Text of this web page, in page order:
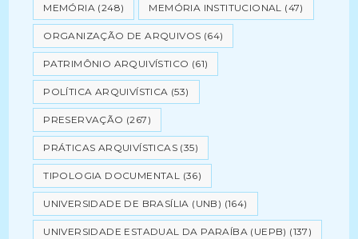
MEMÓRIA (248) MEMÓRIA INSTITUCIONAL (47)
ORGANIZAÇÃO DE ARQUIVOS (64)
PATRIMÔNIO ARQUIVÍSTICO (61)
POLÍTICA ARQUIVÍSTICA (53)
PRESERVAÇÃO (267)
PRÁTICAS ARQUIVÍSTICAS (35)
TIPOLOGIA DOCUMENTAL (36)
UNIVERSIDADE DE BRASÍLIA (UNB) (164)
UNIVERSIDADE ESTADUAL DA PARAÍBA (UEPB) (137)